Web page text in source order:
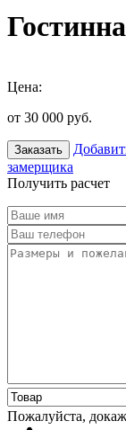
Цена:
от 30 000 руб.
Заказать
замерщика
Получить расчет
Пожалуйста,